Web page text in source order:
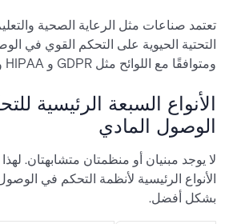
تعتمد صناعات مثل الرعاية الصحية
التحتية الحيوية على التحكم القوي في
ومتوافقًا مع اللوائح مثل GDPR و HIPAA و ISO 27001.
الأنواع السبعة الرئيسية
الوصول المادي
لا يوجد مبنيان أو منظمتان متشابهتان.
الأنواع الرئيسية لأنظمة التحكم في
بشكل أفضل.